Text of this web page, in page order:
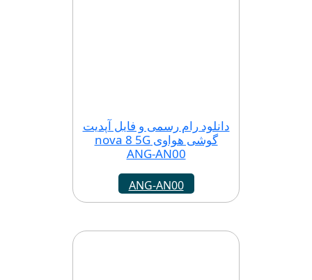
دانلود رام رسمی و فایل آپدیت
گوشی هواوی nova 8 5G
ANG-AN00
ANG-AN00